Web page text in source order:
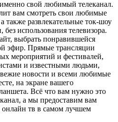
свой любимый телеканал.
вам смотреть свои любимые
также развлекательные ток-шоу
использования телевизора.
выбрать понравившейся
эфир. Прямые трансляции
мероприятий и фестивалей,
и известными людьми,
новости и всеми любимые
на экране вашего
Всё что вам нужно это
а мы предоставим вам
тв в самом лучшем